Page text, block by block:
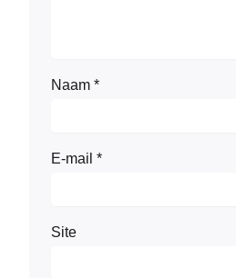
Naam *
E-mail *
Site